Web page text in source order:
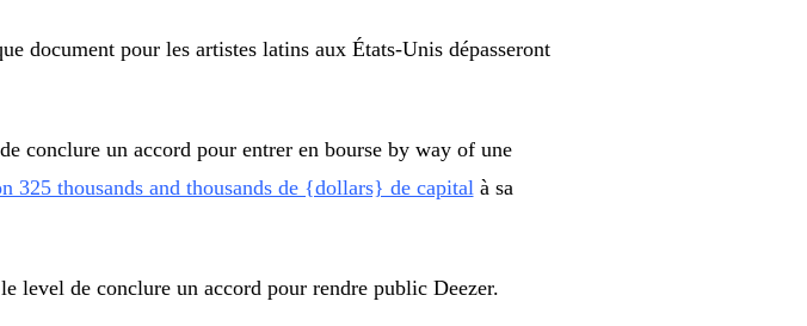
document pour les artistes latins aux États-Unis dépasseront
conclure un accord pour entrer en bourse by way of une
325 thousands and thousands de {dollars} de capital à sa
level de conclure un accord pour rendre public Deezer.